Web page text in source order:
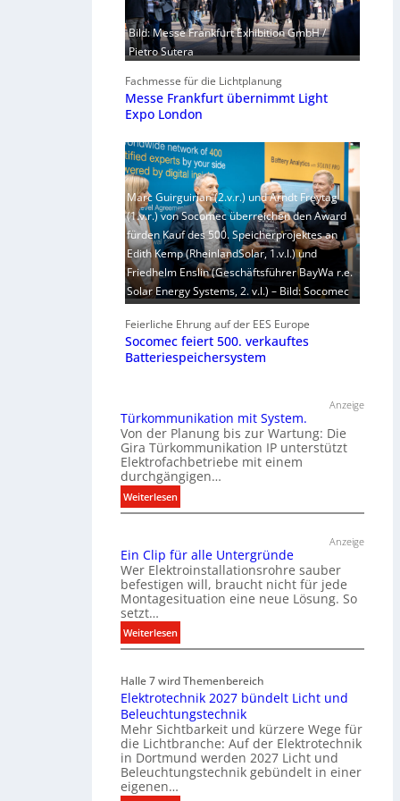
Bild: Messe Frankfurt Exhibition GmbH /
Pietro Sutera
Fachmesse für die Lichtplanung
Messe Frankfurt übernimmt Light
Expo London
Marc Guirguirian (2.v.r.) und Arndt Freytag
(1.v.r.) von Socomec überreichen den Award
fürden Kauf des 500. Speicherprojektes an
Edith Kemp (RheinlandSolar, 1.v.l.) und
Friedhelm Enslin (Geschäftsführer BayWa r.e.
Solar Energy Systems, 2. v.l.) – Bild: Socomec
Feierliche Ehrung auf der EES Europe
Socomec feiert 500. verkauftes
Batteriespeichersystem
Anzeige
Türkommunikation mit System.
Von der Planung bis zur Wartung: Die
Gira Türkommunikation IP unterstützt
Elektrofachbetriebe mit einem
durchgängigen…
Weiterlesen:
T
k
o
m
u
n
k
a
t
i
o
n
Anzeige
Ein Clip für alle Untergründe
Wer Elektroinstallationsrohre sauber
befestigen will, braucht nicht für jede
Montagesituation eine neue Lösung. So
setzt…
Weiterlesen:
E
n
C
l
i
p
f
Halle 7 wird Themenbereich
Elektrotechnik 2027 bündelt Licht und
Beleuchtungstechnik
Mehr Sichtbarkeit und kürzere Wege für
die Lichtbranche: Auf der Elektrotechnik
in Dortmund werden 2027 Licht und
Beleuchtungstechnik gebündelt in einer
eigenen…